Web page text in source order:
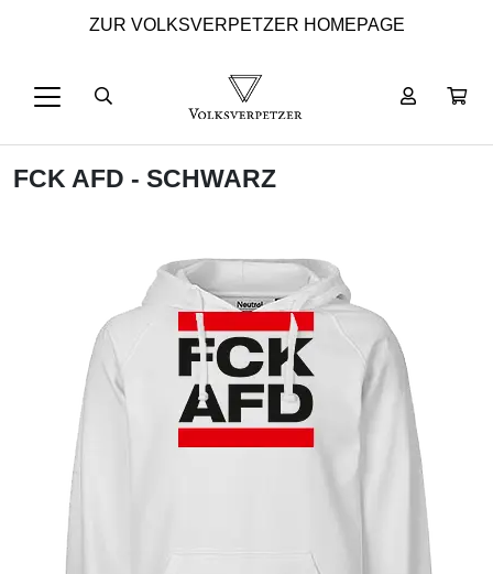
ZUR VOLKSVERPETZER HOMEPAGE
FCK AFD - SCHWARZ